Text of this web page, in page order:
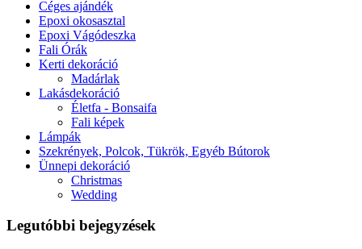
Céges ajándék
Epoxi okosasztal
Epoxi Vágódeszka
Fali Órák
Kerti dekoráció
Madárlak
Lakásdekoráció
Életfa - Bonsaifa
Fali képek
Lámpák
Szekrények, Polcok, Tükrök, Egyéb Bútorok
Ünnepi dekoráció
Christmas
Wedding
Legutóbbi bejegyzések